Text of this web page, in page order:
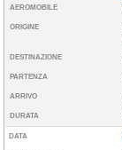
AEROMOBILE
ORIGINE
DESTINAZIONE
PARTENZA
ARRIVO
DURATA
DATA